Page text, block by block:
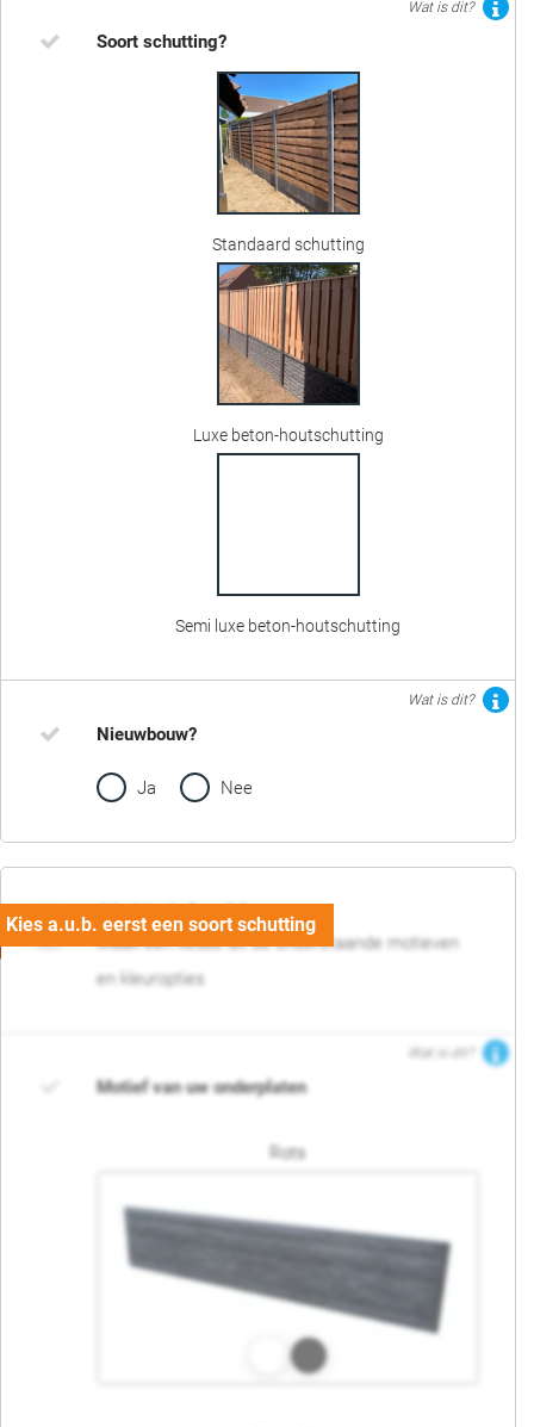
Wat is dit?
Soort schutting?
Standaard schutting
Luxe beton-houtschutting
Semi luxe beton-houtschutting
Wat is dit?
Nieuwbouw?
Ja Nee
02. Motief en kleur
Maak een keuze uit de onderstaande motieven
en kleuropties
Wat is dit?
Motief van uw onderplaten
Rots